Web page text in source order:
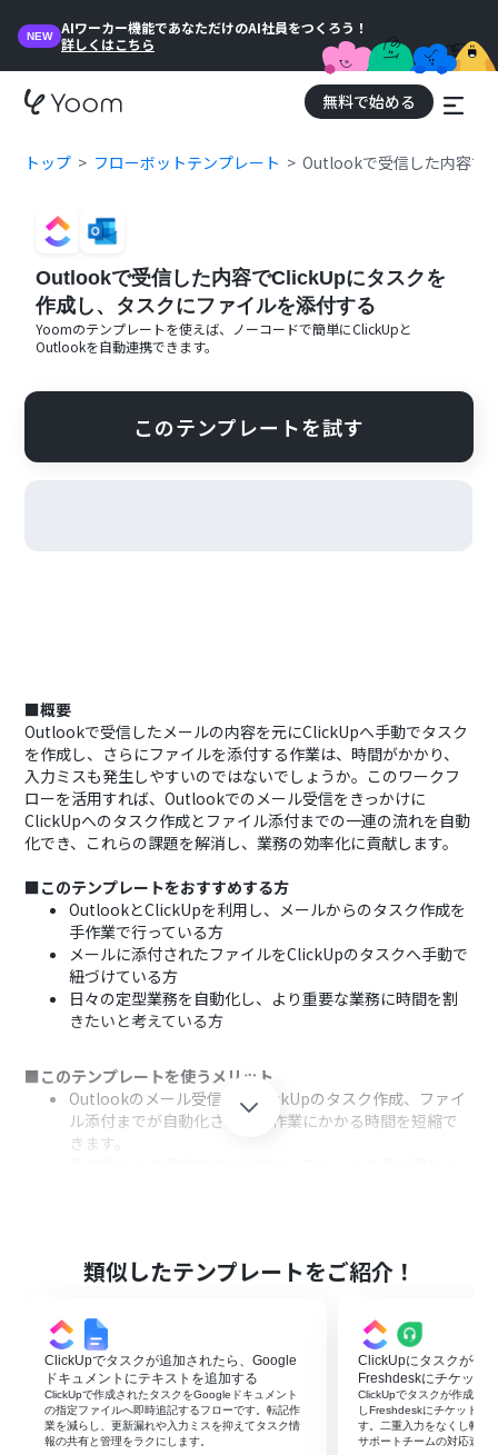
NEW
AIワーカー機能であなただけのAI社員をつくろう！
詳しくはこちら
無料で始める
トップ フローボットテンプレート Outlookで受信した内容で
Outlookで受信した内容でClickUpにタスクを
作成し、タスクにファイルを添付する
Yoomのテンプレートを使えば、ノーコードで簡単にClickUpと
Outlookを自動連携できます。
このテンプレートを試す
■概要
Outlookで受信したメールの内容を元にClickUpへ手動でタスク
を作成し、さらにファイルを添付する作業は、時間がかかり、
入力ミスも発生しやすいのではないでしょうか。このワークフ
ローを活用すれば、Outlookでのメール受信をきっかけに
ClickUpへのタスク作成とファイル添付までの一連の流れを自動
化でき、これらの課題を解消し、業務の効率化に貢献します。
■このテンプレートをおすすめする方
OutlookとClickUpを利用し、メールからのタスク作成を
手作業で行っている方
メールに添付されたファイルをClickUpのタスクへ手動で
紐づけている方
日々の定型業務を自動化し、より重要な業務に時間を割
きたいと考えている方
■このテンプレートを使うメリット
Outlookのメール受信からClickUpのタスク作成、ファイ
ル添付までが自動化され、手作業にかかる時間を短縮で
きます。
はじめに、OutlookとClickUpをYoomと連携します。
次に、トリガーとしてOutlookを選択し、「特定の件名の
件名を持つメールを受信した際にフローが起動するよう
にします。
次に、オペレーションとして分岐機能を設定し、特定の
条件に合致する場合のみ後続の処理に進むよう設定しま
す。
続いて、オペレーションでOutlookの「メールの添付ファ
類似したテンプレートをご紹介！
ClickUpでタスクが追加されたら、Google
ドキュメントにテキストを追加する
ClickUpで作成されたタスクをGoogleドキュメント
の指定ファイルへ即時追記するフローです。転記作
業を減らし、更新漏れや入力ミスを抑えてタスク情
報の共有と管理をラクにします。
ClickUpにタスクが作
Freshdeskにチケット
ClickUpでタスクが作成さ
しFreshdeskにチケットを
す。二重入力をなくし転記
サポートチームの対応速度